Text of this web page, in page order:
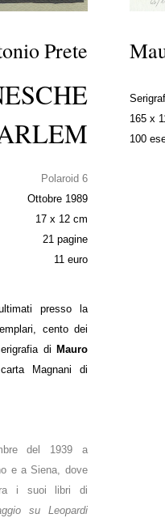
Prete
Polaroid 6
Ottobre 1989
17 x 12 cm
21 pagine
11 euro
presso la
cento dei
di Mauro
Magnani di
del 1939 a
e a Siena, dove
i suoi libri di
su Leopardi
165 x
100